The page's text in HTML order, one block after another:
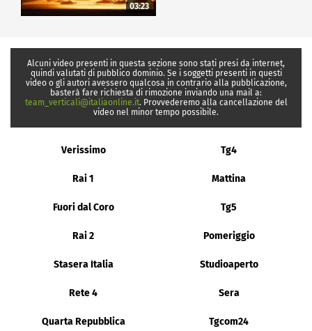
03:23
Alcuni video presenti in questa sezione sono stati presi da internet,
quindi valutati di pubblico dominio. Se i soggetti presenti in questi
video o gli autori avessero qualcosa in contrario alla pubblicazione,
basterà fare richiesta di rimozione inviando una mail a:
team_verticali@italiaonline.it. Provvederemo alla cancellazione del
video nel minor tempo possibile.
Verissimo Tg4
Rai 1 Mattina
Fuori dal Coro Tg5
Rai 2 Pomeriggio
Stasera Italia Studioaperto
Rete 4 Sera
Quarta Repubblica Tgcom24